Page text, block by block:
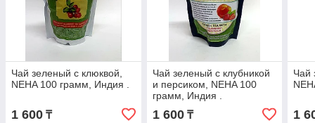
Чай зеленый с клюквой,
NEHA 100 грамм, Индия .
1 600 ₸
Чай зеленый с клубникой
и персиком, NEHA 100
грамм, Индия .
1 600₸
Чай
1